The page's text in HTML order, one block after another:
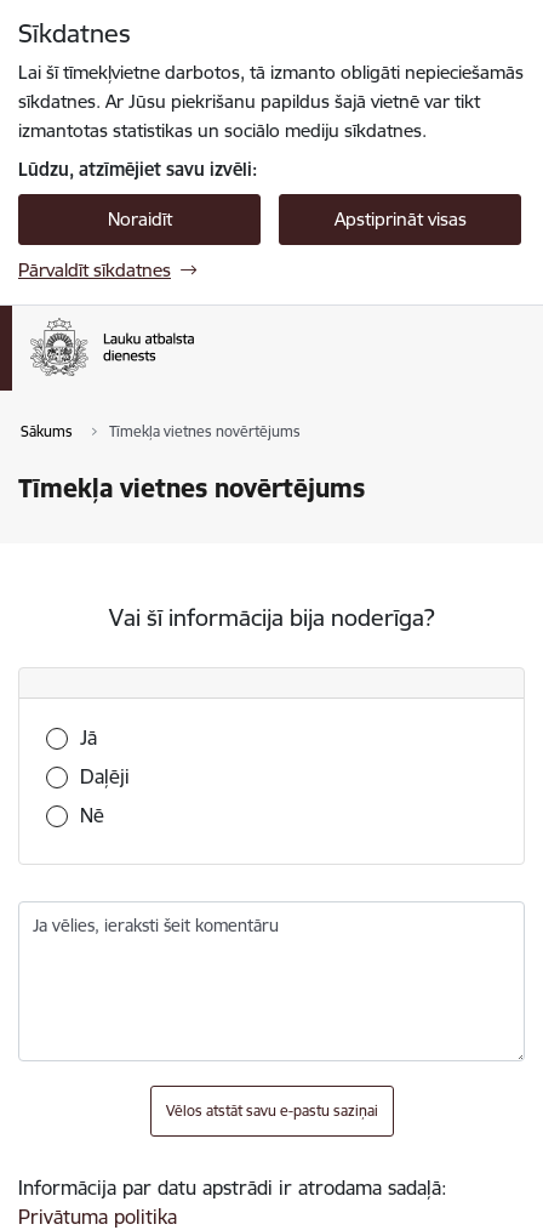
Sīkdatnes
Lai šī tīmekļvietne darbotos, tā izmanto obligāti nepieciešamās
sīkdatnes. Ar Jūsu piekrišanu papildus šajā vietnē var tikt
izmantotas statistikas un sociālo mediju sīkdatnes.
Lūdzu, atzīmējiet savu izvēli:
Noraidīt Apstiprināt visas
Pārvaldīt sīkdatnes
Sākums Tīmekļa vietnes novērtējums
Tīmekļa vietnes novērtējums
Vai šī informācija bija noderīga?
Vai šī informācija bija noderīga?
Jā
Daļēji
Nē
Ja vēlies, ieraksti šeit komentāru
Vēlos atstāt savu e-pastu saziņai
Informācija par datu apstrādi ir atrodama sadaļā:
Privātuma politika